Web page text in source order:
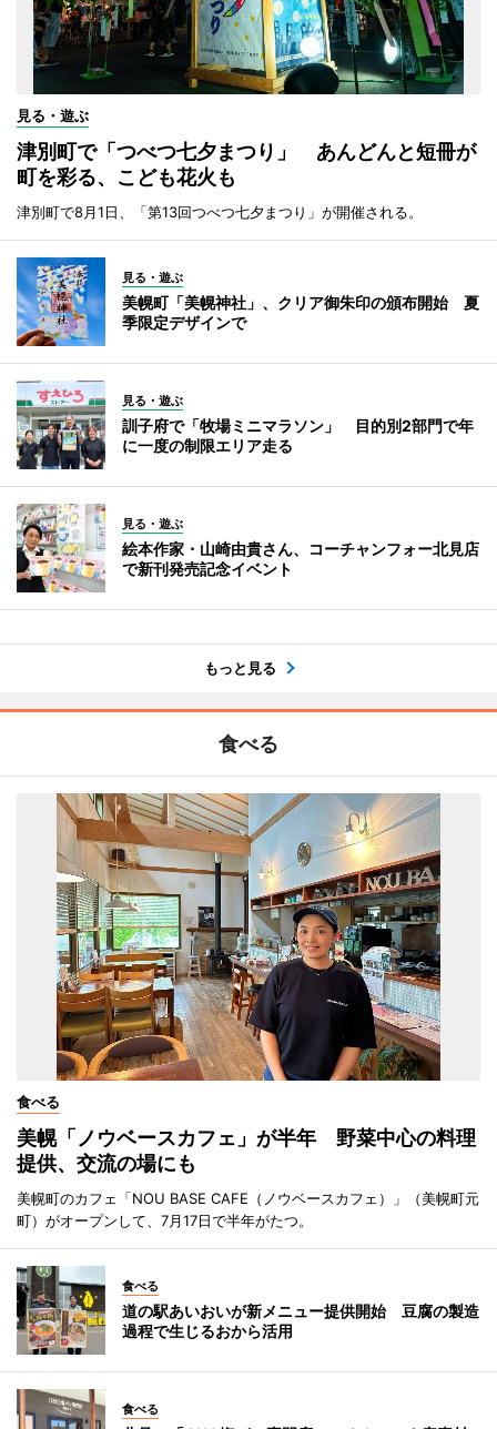
見る・遊ぶ
津別町で「つべつ七夕まつり」 あんどんと短冊が
町を彩る、こども花火も
津別町で8月1日、「第13回つべつ七夕まつり」が開催される。
見る・遊ぶ
美幌町「美幌神社」、クリア御朱印の頒布開始 夏
季限定デザインで
見る・遊ぶ
訓子府で「牧場ミニマラソン」 目的別2部門で年
に一度の制限エリア走る
見る・遊ぶ
絵本作家・山崎由貴さん、コーチャンフォー北見店
で新刊発売記念イベント
もっと見る
食べる
食べる
美幌「ノウベースカフェ」が半年 野菜中心の料理
提供、交流の場にも
美幌町のカフェ「NOU BASE CAFE（ノウベースカフェ）」（美幌町元
町）がオープンして、7月17日で半年がたつ。
食べる
道の駅あいおいが新メニュー提供開始 豆腐の製造
過程で生じるおから活用
食べる